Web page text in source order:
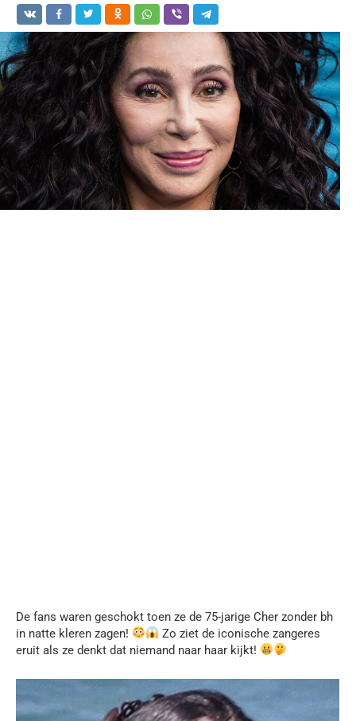
De fans waren geschokt toen ze de 75-jarige Cher zonder bh
in natte kleren zagen!
Zo ziet de iconische zangeres
eruit als ze denkt dat niemand naar haar kijkt!